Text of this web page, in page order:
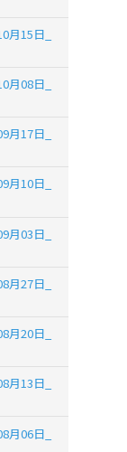
月15日_
月08日_
月17日_
月10日_
月03日_
月27日_
月20日_
月13日_
月06日_